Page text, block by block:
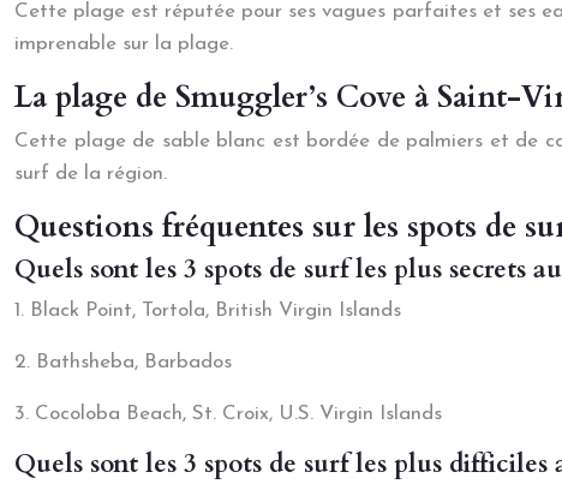
Cette plage est réputée pour ses vagues parfaites et ses
imprenable sur la plage.
La plage de Smuggler’s Cove à Saint-
Cette plage de sable blanc est bordée de palmiers et de
surf de la région.
Questions fréquentes sur les spots de
Quels sont les 3 spots de surf les plus secrets
1. Black Point, Tortola, British Virgin Islands
2. Bathsheba, Barbados
3. Cocoloba Beach, St. Croix, U.S. Virgin Islands
Quels sont les 3 spots de surf les plus difficiles